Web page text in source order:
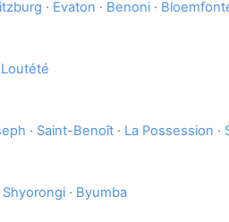
· Evaton · Benoni ·
Loutété
· Saint-Benoît · La Possession ·
Shyorongi · Byumba